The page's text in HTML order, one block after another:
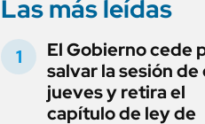
Las más leídas
El Gobierno cede
salvar la sesión de
jueves y retira el
capítulo de ley de